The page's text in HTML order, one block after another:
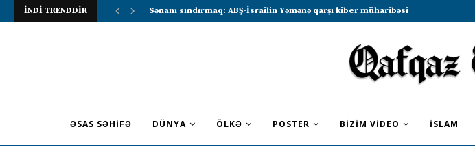
İNDİ TRENDDİR Lavrov Suriya prezidentini Rusiya–Ərəb sammitində iştirak etməyə dəvət...
ƏSAS SƏHIFƏ DÜNYA ÖLKƏ POSTER BIZIM VIDEO İSLAM